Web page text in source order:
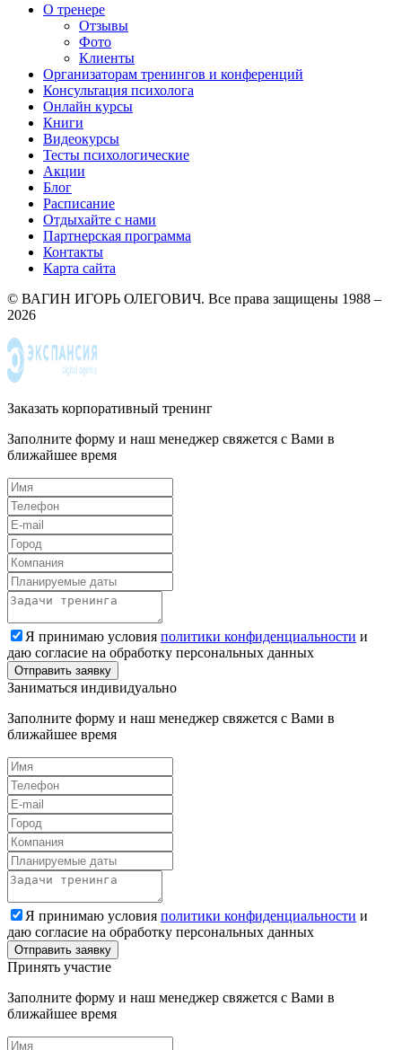
О тренере
Отзывы
Фото
Клиенты
Организаторам тренингов и конференций
Консультация психолога
Онлайн курсы
Книги
Видеокурсы
Тесты психологические
Акции
Блог
Расписание
Отдыхайте с нами
Партнерская программа
Контакты
Карта сайта
© ВАГИН ИГОРЬ ОЛЕГОВИЧ. Все права защищены 1988 –
2026
Заказать корпоративный тренинг
Заполните форму и наш менеджер свяжется с Вами в
ближайшее время
Я принимаю условия политики конфиденциальности и
даю согласие на обработку персональных данных
Заниматься индивидуально
Заполните форму и наш менеджер свяжется с Вами в
ближайшее время
Я принимаю условия политики конфиденциальности и
даю согласие на обработку персональных данных
Принять участие
Заполните форму и наш менеджер свяжется с Вами в
ближайшее время